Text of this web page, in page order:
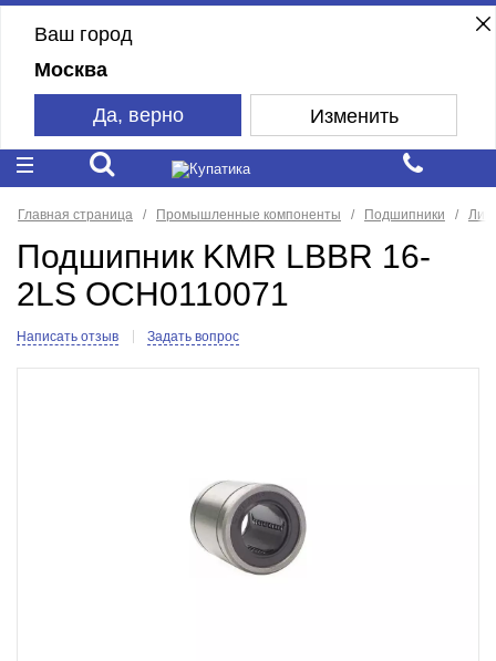
Ваш город
Москва
Да, верно Изменить
Главная страница Промышленные компоненты Подшипники
Подшипник KMR LBBR 16-
2LS ОСН0110071
Написать отзыв Задать вопрос